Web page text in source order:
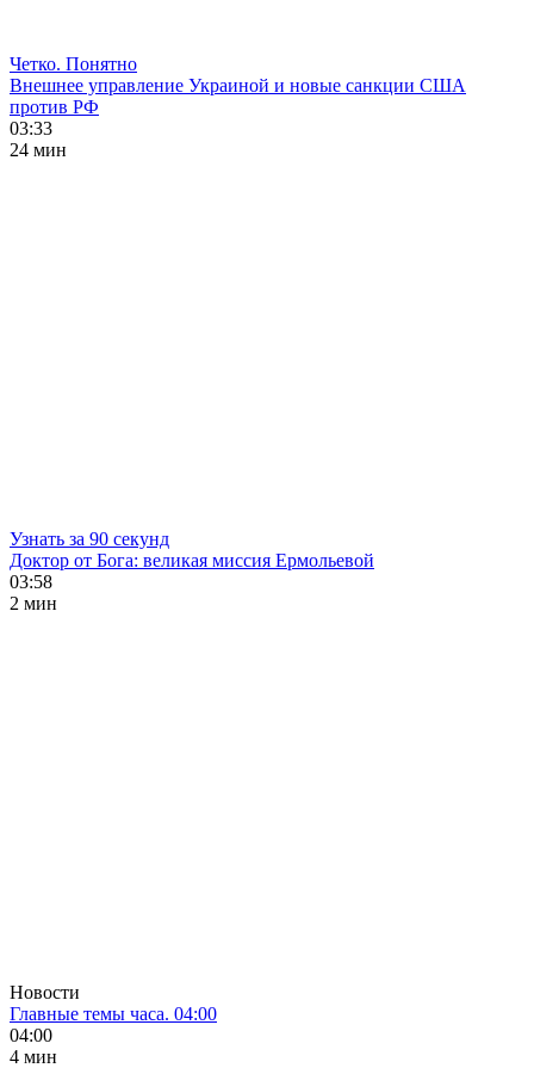
Четко. Понятно
Внешнее управление Украиной и новые санкции США
против РФ
03:33
24 мин
Узнать за 90 секунд
Доктор от Бога: великая миссия Ермольевой
03:58
2 мин
Новости
Главные темы часа. 04:00
04:00
4 мин